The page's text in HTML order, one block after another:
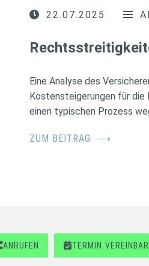
22.07.2025
Eine Analyse des
Kostensteigerungen für die
einen typischen Prozess
ZUM BEITRAG ⟶
ANRUFEN TERMIN